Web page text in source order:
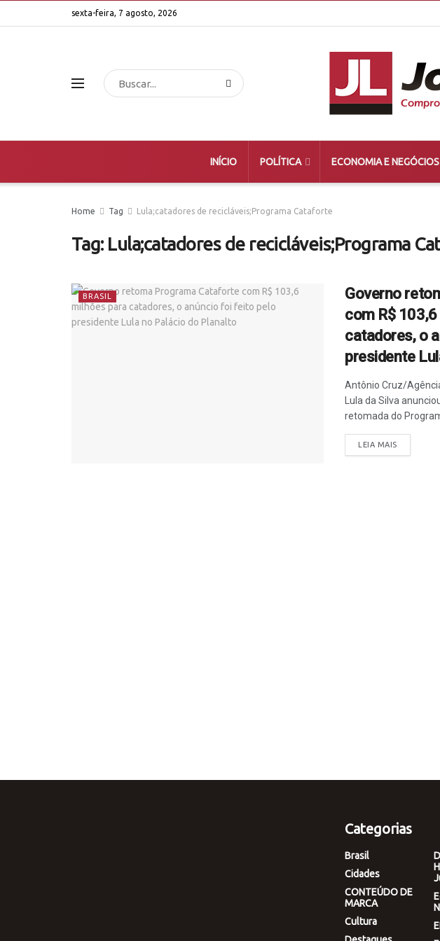
sexta-feira, 7 agosto, 2026
INÍCIO POLÍTICA ECONOMIA E NEGÓCIOS
Home Tag Lula;catadores de recicláveis;Programa Cataforte
Tag: Lula;catadores de recicláveis;Programa
BRASIL
Governo
com R$
catadores, o
presidente
Antônio Cruz/
Lula da Silva
retomada do
LEIA MAIS
Categorias
Brasil
Cidades
CONTEÚDO DE
MARCA
Cultura